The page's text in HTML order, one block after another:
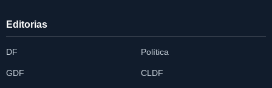
Editorias
DF Política
GDF CLDF